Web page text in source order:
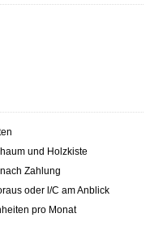
und Holzkiste
Zahlung
oder l/C am Anblick
pro Monat